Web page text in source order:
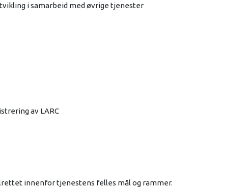
i samarbeid med øvrige tjenester
av LARC
innenfor tjenestens felles mål og rammer.